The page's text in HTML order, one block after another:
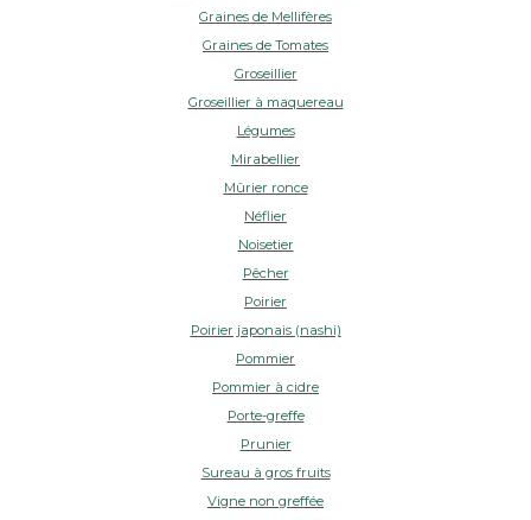
Graines de Mellifères
Graines de Tomates
Groseillier
Groseillier à maquereau
Légumes
Mirabellier
Mûrier ronce
Néflier
Noisetier
Pêcher
Poirier
Poirier japonais (nashi)
Pommier
Pommier à cidre
Porte-greffe
Prunier
Sureau à gros fruits
Vigne non greffée